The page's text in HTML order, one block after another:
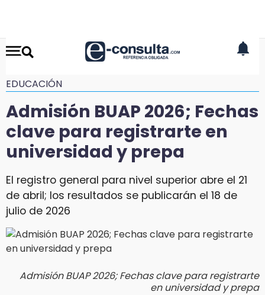
EDUCACIÓN
Admisión BUAP 2026; Fechas
clave para registrarte en
universidad y prepa
El registro general para nivel superior abre el 21
de abril; los resultados se publicarán el 18 de
julio de 2026
Admisión BUAP 2026; Fechas clave para registrarte
en universidad y prepa